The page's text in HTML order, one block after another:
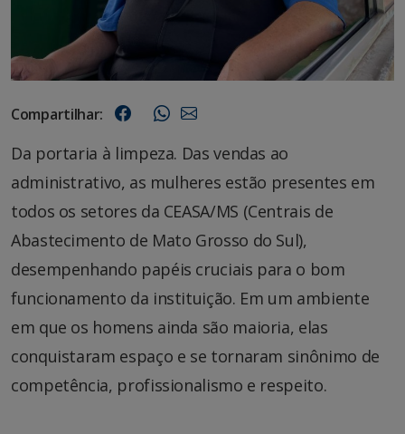
Compartilhar:
Da portaria à limpeza. Das vendas ao
administrativo, as mulheres estão presentes em
todos os setores da CEASA/MS (Centrais de
Abastecimento de Mato Grosso do Sul),
desempenhando papéis cruciais para o bom
funcionamento da instituição. Em um ambiente
em que os homens ainda são maioria, elas
conquistaram espaço e se tornaram sinônimo de
competência, profissionalismo e respeito.